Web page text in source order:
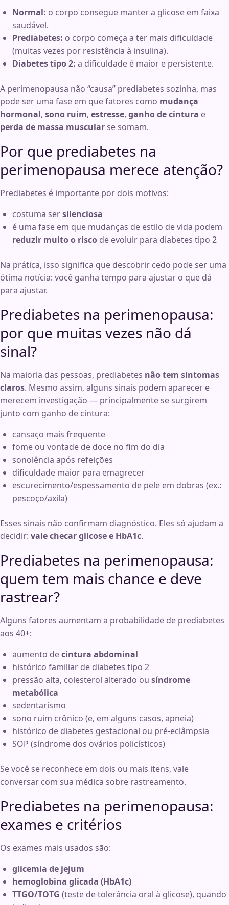
Normal: o corpo consegue manter a glicose em faixa
saudável.
Prediabetes: o corpo começa a ter mais dificuldade
(muitas vezes por resistência à insulina).
Diabetes tipo 2: a dificuldade é maior e persistente.
A perimenopausa não “causa” prediabetes sozinha, mas
pode ser uma fase em que fatores como mudança
hormonal, sono ruim, estresse, ganho de cintura e
perda de massa muscularse somam.
Por que prediabetes na
perimenopausa merece atenção?
Prediabetes é importante por dois motivos:
costuma sersilenciosa
é uma fase em que mudanças de estilo de vida podem
reduzir muito o risco de evoluir para diabetes tipo 2
Na prática, isso significa que descobrir cedo pode ser uma
ótima notícia: você ganha tempo para ajustar o que dá
para ajustar.
Prediabetes na perimenopausa:
por que muitas vezes não dá
sinal?
Na maioria das pessoas, prediabetes não tem sintomas
claros. Mesmo assim, alguns sinais podem aparecer e
merecem investigação — principalmente se surgirem
junto com ganho de cintura:
cansaço mais frequente
fome ou vontade de doce no fim do dia
sonolência após refeições
dificuldade maior para emagrecer
escurecimento/espessamento de pele em dobras (ex.:
pescoço/axila)
Esses sinais não confirmam diagnóstico. Eles só ajudam a
decidir: vale checar glicose e HbA1c.
Prediabetes na perimenopausa:
quem tem mais chance e deve
rastrear?
Alguns fatores aumentam a probabilidade de prediabetes
aos 40+:
aumento decintura abdominal
histórico familiar de diabetes tipo 2
pressão alta, colesterol alterado ou síndrome
metabólica
sedentarismo
sono ruim crônico (e, em alguns casos, apneia)
histórico de diabetes gestacional ou pré-eclâmpsia
SOP (síndrome dos ovários policísticos)
Se você se reconhece em dois ou mais itens, vale
conversar com sua médica sobre rastreamento.
Prediabetes na perimenopausa:
exames e critérios
Os exames mais usados são:
glicemia de jejum
hemoglobina glicada (HbA1c)
TTGO/TOTG (teste de tolerância oral à glicose), quando